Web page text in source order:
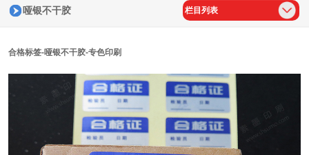
哑银不干胶 栏目列表
合格标签-哑银不干胶-专色印刷